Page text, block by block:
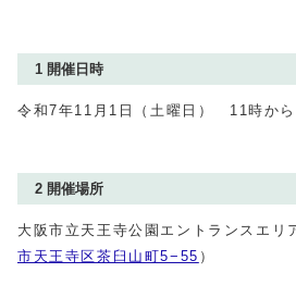
1 開催日時
令和7年11月1日（土曜日） 11時か
2 開催場所
大阪市立天王寺公園エントランスエ
市天王寺区茶臼山町5−55 ）